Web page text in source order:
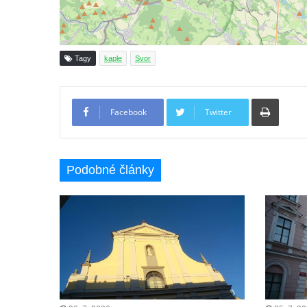
Křížová cesta Římov – IV. kaple – Pustá ves
Křížová cesta Římov – III. kaple – Stádní
brána
Křížová cesta Římov – II. kaple – Poslední
Křížová cesta Římov – I. kaple – Loučení
Ježíše s Pannou Marií
Kaple v Horním Třeboníně
Kaple Panny Marie v Horním Třeboníně
Třebonínem
Kaple v severní části Dolního Třebonína
Márnice na hřbitově v Rybniště
Kaple u kostela svatého Jiljí v Lužci nad
Tagy kaple Svor
Facebook Twitter
Podobné články